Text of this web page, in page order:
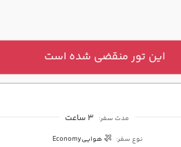
این تور منقضی شده است
مدت سفر: 3 ساعت
نوع سفر: هواییEconomy